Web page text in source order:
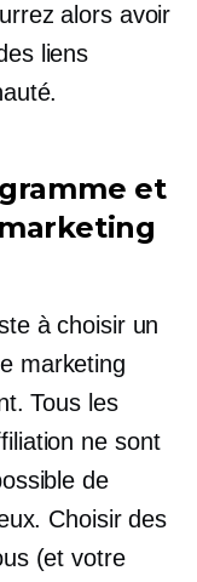
alors avoir
liens
et
à choisir un
marketing
Tous les
ne sont
de
Choisir des
(et votre